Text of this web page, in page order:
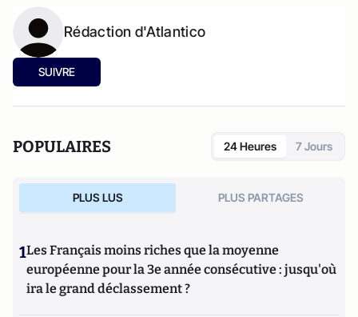
Rédaction d'Atlantico
SUIVRE
POPULAIRES 24 Heures 7 Jours
PLUS LUS PLUS PARTAGES
1Les Français moins riches que la moyenne
européenne pour la 3e année consécutive : jusqu'où
ira le grand déclassement ?